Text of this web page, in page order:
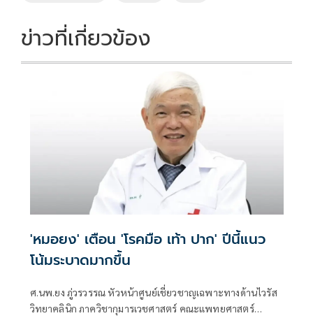
ข่าวที่เกี่ยวข้อง
'หมอยง' เตือน 'โรคมือ เท้า ปาก' ปีนี้แนว
โน้มระบาดมากขึ้น
ศ.นพ.ยง ภู่วรวรรณ หัวหน้าศูนย์เชี่ยวชาญเฉพาะทางด้านไวรัส
วิทยาคลินิก ภาควิชากุมารเวชศาสตร์ คณะแพทยศาสตร์